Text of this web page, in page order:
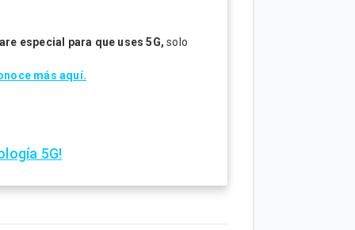
especial para que uses 5G, solo
más aquí.
5G!